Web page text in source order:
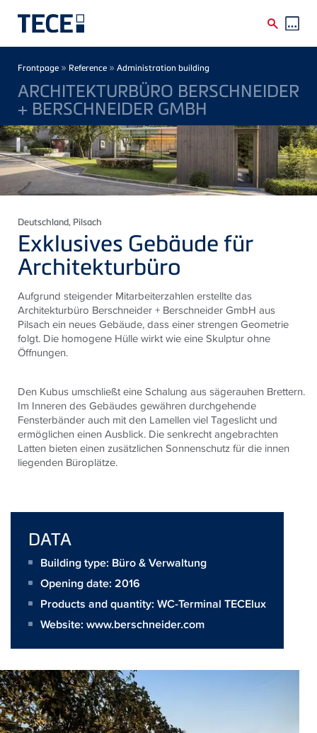
Breadcrumb
Frontpage » Reference » Administration building
ARCHITEKTURBÜRO BERSCHNEIDER
+ BERSCHNEIDER GMBH
Deutschland, Pilsach
Exklusives Gebäude für
Architekturbüro
Aufgrund steigender Mitarbeiterzahlen erstellte das
Architekturbüro Berschneider + Berschneider GmbH aus
Pilsach ein neues Gebäude, dass einer strengen Geometrie
folgt. Die homogene Hülle wirkt wie eine Skulptur ohne
Öffnungen.
Den Kubus umschließt eine Schalung aus sägerauhen Brettern.
Im Inneren des Gebäudes gewähren durchgehende
Fensterbänder auch mit den Lamellen viel Tageslicht und
ermöglichen einen Ausblick. Die senkrecht angebrachten
Latten bieten einen zusätzlichen Sonnenschutz für die innen
liegenden Büroplätze.
DATA
Building type: Büro & Verwaltung
Opening date: 2016
Products and quantity: WC-Terminal TECElux
Website: www.berschneider.com